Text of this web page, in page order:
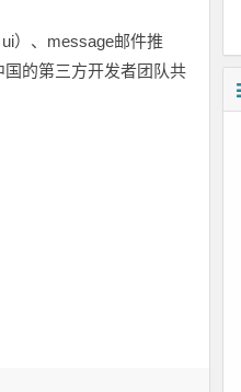
）、message邮件推
的第三方开发者团队共